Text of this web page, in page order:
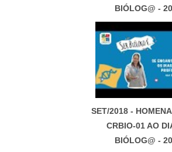
BIÓLOG@ -
SET/2018 -
CRBIO-01 AO
BIÓLOG@ -